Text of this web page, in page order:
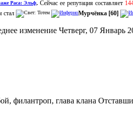
. Сейчас ее репутация составляет
стал Мурчёнка [60]
изменение Четверг, 07 Январь
филантроп, глава клана